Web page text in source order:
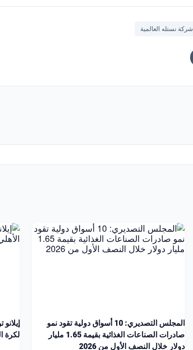
شركة نستله العالمية
المجلس التصديري: 10 أسواق دولية تقود نمو
صادرات الصناعات الغذائية بقيمة 1.65 مليار
دولار خلال النصف الأول من 2026
لكرة